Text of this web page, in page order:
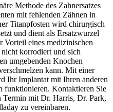
Methode des Zahnersatzes
mit fehlenden Zähnen in
Titanpfosten wird chirurgisch
und dient als Ersatzwurzel
Vorteil eines medizinischen
nicht korrodiert und sich
umgebenden Knochen
kann. Mit einer
Ihr Implantat mit Ihren anderen
funktionieren. Kontaktieren Sie
mit Dr. Harris, Dr. Park,
zu vereinbaren.